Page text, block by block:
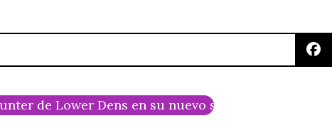
de Lower Dens en su nuevo sencillo